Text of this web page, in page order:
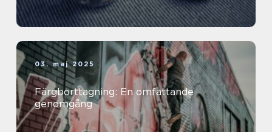
03. maj 2025
Färgborttagning: En omfattande
genomgång